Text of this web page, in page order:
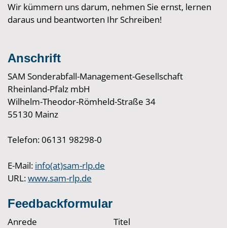
Wir kümmern uns darum, nehmen Sie ernst, lernen
daraus und beantworten Ihr Schreiben!
Anschrift
SAM Sonderabfall-Management-Gesellschaft
Rheinland-Pfalz mbH
Wilhelm-Theodor-Römheld-Straße 34
55130 Mainz
Telefon: 06131 98298-0
E-Mail: info(at)sam-rlp.de
URL:www.sam-rlp.de
Feedbackformular
Anrede Titel